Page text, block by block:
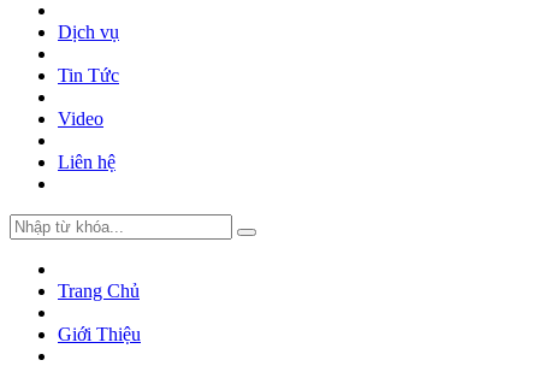
Dịch vụ
Tin Tức
Video
Liên hệ
Trang Chủ
Giới Thiệu